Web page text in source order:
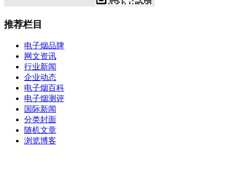
推荐栏目
电子烟品牌
网文资讯
行业新闻
企业动态
电子烟百科
电子烟测评
国际新闻
分类封面
随机文章
浏览博客